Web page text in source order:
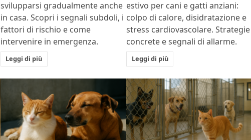
svilupparsi gradualmente anche
in casa. Scopri i segnali subdoli, i
fattori di rischio e come
intervenire in emergenza.
Leggi di più
estivo per cani e gatti anziani:
colpo di calore, disidratazione e
stress cardiovascolare. Strategie
concrete e segnali di allarme.
Leggi di più